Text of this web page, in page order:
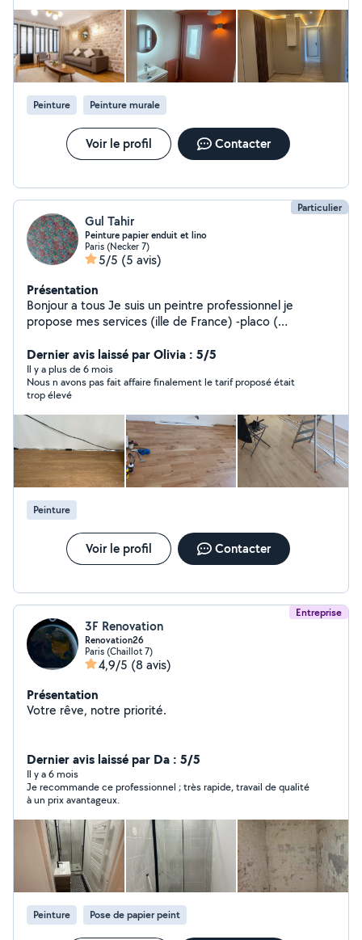
logement à rénover entièrement à un appartement neuf,
moderne et lumineux. ✅ Travail soigné et de qualité ✅ Respect
des délais ✅ Équipe professionnelle, à l’écoute et force de
proposition Les photos parlent d’elles-mêmes : avant… et après
! 📸👏 Encore merci à TDBB pour leur sérieux et leur savoir-
faire. Je suis ravi du résultat et je les recommande sans
hésitation à tous ceux qui veulent transformer leur intérieur.
Peinture
Peinture murale
Voir le profil Contacter
Particulier
Gul Tahir
Peinture papier enduit et lino
Paris (Necker 7)
5/5 (5 avis)
Présentation
Bonjour a tous Je suis un peintre professionnel je
propose mes services (ille de France) -placo (
peinture intérieure - Enduit et ponçage N'hésitez pas de
Dernier avis laissé par Olivia : 5/5
Il y a plus de 6 mois
Nous n avons pas fait affaire finalement le tarif proposé était
trop élevé
Peinture
Voir le profil Contacter
Entreprise
3F Renovation
Renovation26
Paris (Chaillot 7)
4,9/5 (8 avis)
Présentation
Votre rêve, notre priorité.
Dernier avis laissé par Da : 5/5
Il y a 6 mois
Je recommande ce professionnel ; très rapide, travail de qualité
à un prix avantageux.
Peinture Pose de papier peint